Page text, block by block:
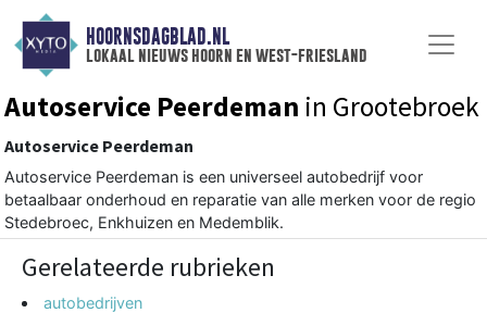
HOORNSDAGBLAD.NL
lokaal nieuws hoorn en west-friesland
Autoservice Peerdeman in Grootebroek
Autoservice Peerdeman
Autoservice Peerdeman is een universeel autobedrijf voor
betaalbaar onderhoud en reparatie van alle merken voor de regio
Stedebroec, Enkhuizen en Medemblik.
Gerelateerde rubrieken
autobedrijven